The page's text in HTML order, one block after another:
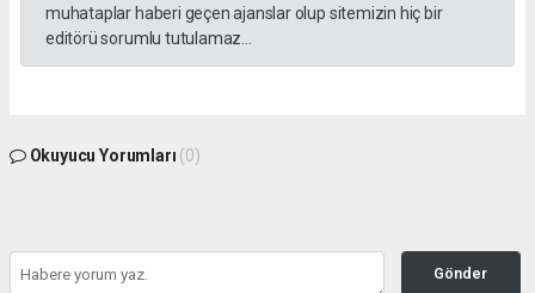
muhataplar haberi geçen ajanslar olup sitemizin hiç bir
editörü sorumlu tutulamaz...
Okuyucu Yorumları (0)
Gönder